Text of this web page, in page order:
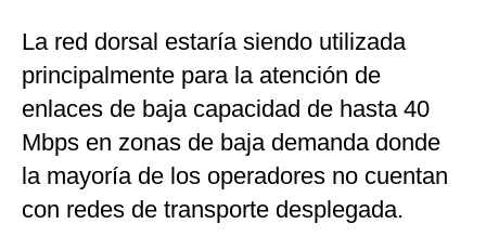
La red dorsal estaría siendo utilizada
principalmente para la atención de
enlaces de baja capacidad de hasta 40
Mbps en zonas de baja demanda donde
la mayoría de los operadores no cuentan
con redes de transporte desplegada.